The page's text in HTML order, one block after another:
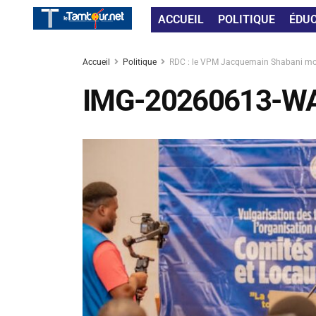
ACCUEIL POLITIQUE
Accueil Politique RDC : le VPM Jacquemain Shabani
IMG-20260613-